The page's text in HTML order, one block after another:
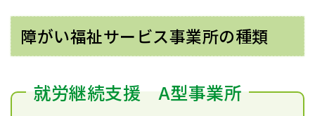
障がい福祉サービス事業所の種類
就労継続支援 A型事業所